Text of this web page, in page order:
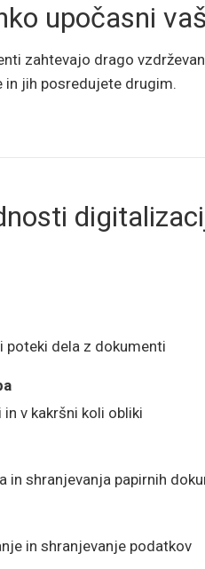
upočasni
zahtevajo drago
in jih posredujete drugim.
poteki dela z dokumenti
v kakršni koli obliki
in shranjevanja papirnih
in shranjevanje podatkov